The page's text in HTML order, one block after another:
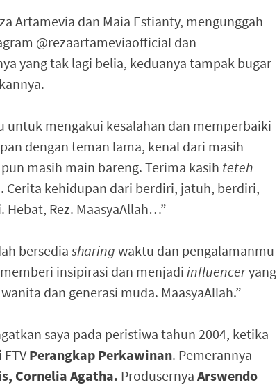
Artamevia dan Maia Estianty, mengunggah
@rezaartameviaofficial dan
yang tak lagi belia, keduanya tampak bugar
untuk mengakui kesalahan dan memperbaiki
dengan teman lama, kenal dari masih
masih main bareng. Terima kasih teteh
Cerita kehidupan dari berdiri, jatuh, berdiri,
Rez. MaasyaAllah…”
bersedia sharing waktu dan pengalamanmu
insipirasi dan menjadiinfluenceryang
dan generasi muda. MaasyaAllah.”
saya pada peristiwa tahun 2004, ketika
Perangkap Perkawinan. Pemerannya
Cornelia Agatha. Produsernya Arswendo